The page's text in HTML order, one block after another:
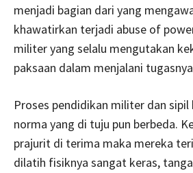
menjadi bagian dari yang
khawatirkan terjadi abuse of
militer yang selalu mengutakan
paksaan dalam menjalani
Proses pendidikan militer dan sipil
norma yang di tuju pun berbeda.
prajurit di terima maka mereka
dilatih fisiknya sangat keras,